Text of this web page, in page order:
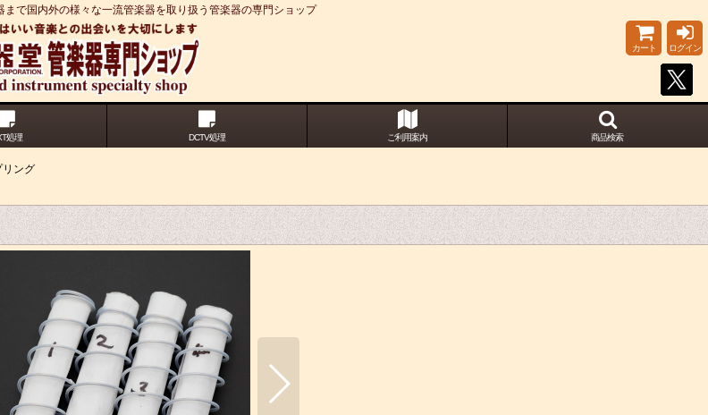
まで国内外の様々な一流管楽器を取り扱う管楽器の専門ショップ
カート ログイン
処理 DCTV処理 ご利用案内 商品検索
ング